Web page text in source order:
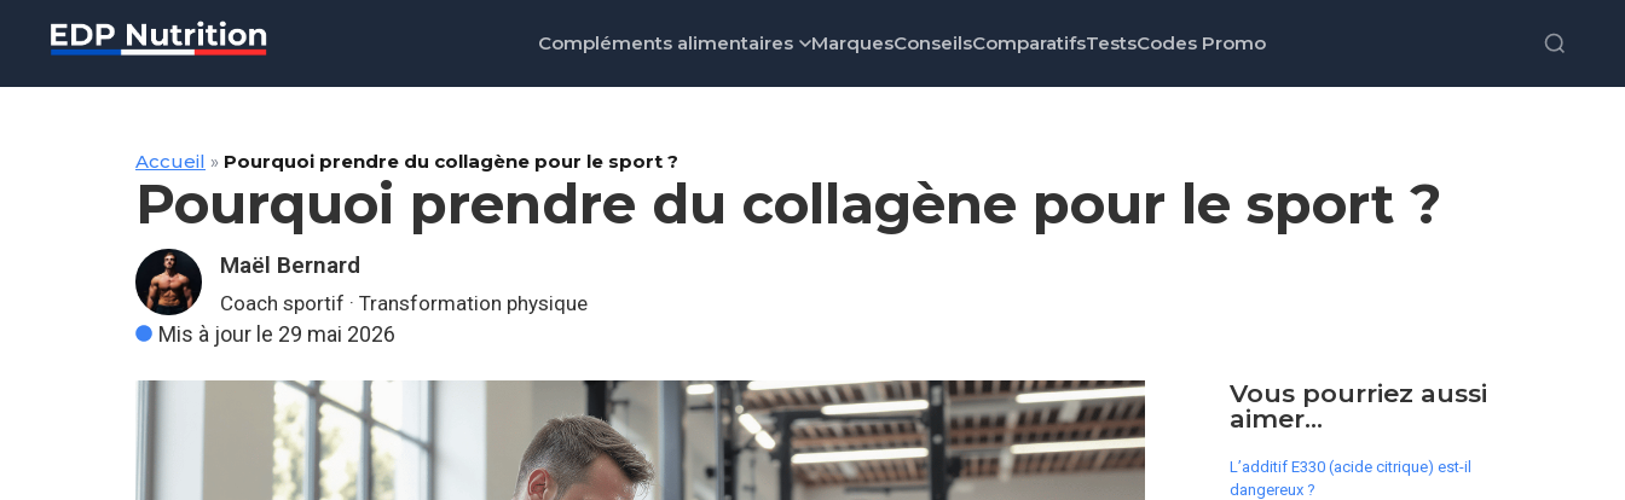
Compléments alimentaires MarquesConseilsComparatifsTestsCodes Promo
Accueil » Pourquoi prendre du collagène pour le sport ?
Pourquoi prendre du collagène pour le sport ?
Maël Bernard
Coach sportif · Transformation physique
Mis à jour le 29 mai 2026
Vous pourriez aussi
aimer...
L’additif E330 (acide citrique) est-il
dangereux ?